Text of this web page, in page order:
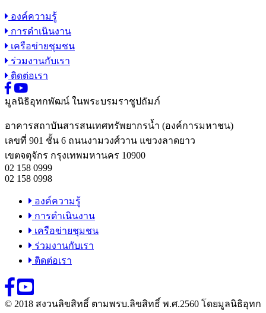
องค์ความรู้
การดำเนินงาน
เครือข่ายชุมชน
ร่วมงานกับเรา
ติดต่อเรา
มูลนิธิอุทกพัฒน์ ในพระบรมราชูปถัมภ์
อาคารสถาบันสารสนเทศทรัพยากรน้ำ (องค์การมหาชน)
เลขที่ 901 ชั้น 6 ถนนงามวงศ์วาน แขวงลาดยาว
เขตจตุจักร กรุงเทพมหานคร 10900
02 158 0999
02 158 0998
องค์ความรู้
การดำเนินงาน
เครือข่ายชุมชน
ร่วมงานกับเรา
ติดต่อเรา
© 2018 สงวนลิขสิทธิ์ ตามพรบ.ลิขสิทธิ์ พ.ศ.2560 โดยมูลนิธิอุทก